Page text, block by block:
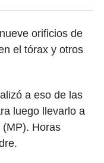
orificios de
el tórax y otros
a eso de las
luego llevarlo a
(MP). Horas